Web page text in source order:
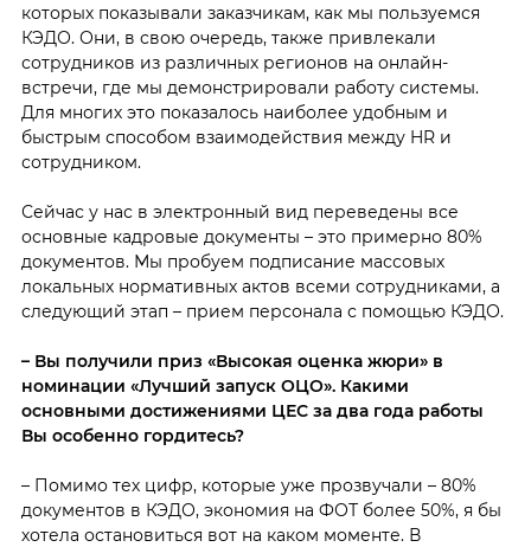
которых показывали заказчикам, как мы пользуемся
КЭДО. Они, в свою очередь, также привлекали
сотрудников из различных регионов на онлайн-
встречи, где мы демонстрировали работу системы.
Для многих это показалось наиболее удобным и
быстрым способом взаимодействия между HR и
сотрудником.
Сейчас у нас в электронный вид переведены все
основные кадровые документы – это примерно 80%
документов. Мы пробуем подписание массовых
локальных нормативных актов всеми сотрудниками, а
следующий этап – прием персонала с помощью КЭДО.
– Вы получили приз «Высокая оценка жюри» в
номинации «Лучший запуск ОЦО». Какими
основными достижениями ЦЕС за два года работы
Вы особенно гордитесь?
– Помимо тех цифр, которые уже прозвучали – 80%
документов в КЭДО, экономия на ФОТ более 50%, я бы
хотела остановиться вот на каком моменте. В